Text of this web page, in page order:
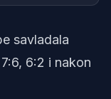
savladala
6:2 i nakon